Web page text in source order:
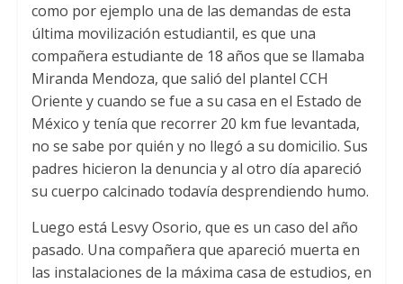
como por ejemplo una de las demandas de esta
última movilización estudiantil, es que una
compañera estudiante de 18 años que se llamaba
Miranda Mendoza, que salió del plantel CCH
Oriente y cuando se fue a su casa en el Estado de
México y tenía que recorrer 20 km fue levantada,
no se sabe por quién y no llegó a su domicilio. Sus
padres hicieron la denuncia y al otro día apareció
su cuerpo calcinado todavía desprendiendo humo.
Luego está Lesvy Osorio, que es un caso del año
pasado. Una compañera que apareció muerta en
las instalaciones de la máxima casa de estudios, en